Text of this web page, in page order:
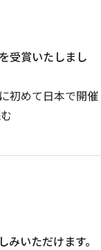
受賞いたしまし
初めて日本で開催
いただけます。